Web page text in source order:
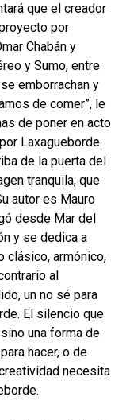
que el creador
por
Chabán y
y Sumo, entre
emborrachan y
de comer”, le
de poner en acto
Laxagueborde.
de la puerta del
tranquila, que
autor es Mauro
desde Mar del
y se dedica a
clásico, armónico,
al
un no sé para
El silencio que
una forma de
hacer, o de
necesita